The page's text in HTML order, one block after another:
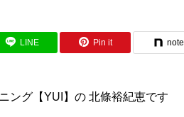
LINE Pin it note
ング【YUI】の 北條裕紀恵です